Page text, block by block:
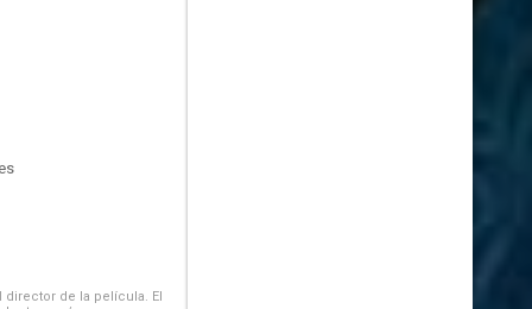
de la película. El